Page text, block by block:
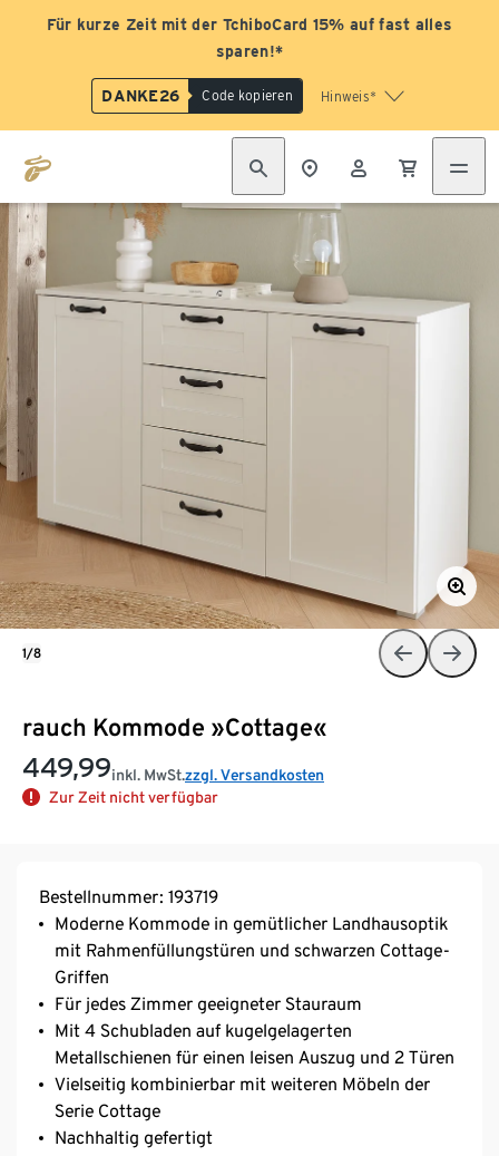
Für kurze Zeit mit der TchiboCard 15% auf fast alles
sparen!*
DANKE26 Code kopieren Hinweis*
rauch Kommode »Cottage«
449,99inkl. MwSt.zzgl. Versandkosten
Zur Zeit nicht verfügbar
1/8
Bestellnummer: 193719
Moderne Kommode in gemütlicher Landhausoptik
mit Rahmenfüllungstüren und schwarzen Cottage-
Griffen
Für jedes Zimmer geeigneter Stauraum
Mit 4 Schubladen auf kugelgelagerten
Metallschienen für einen leisen Auszug und 2 Türen
Vielseitig kombinierbar mit weiteren Möbeln der
Serie Cottage
Nachhaltig gefertigt